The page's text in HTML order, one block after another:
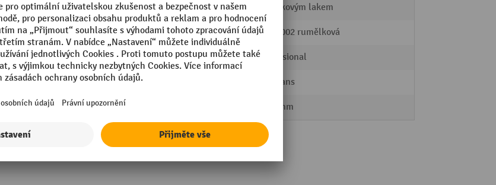
Povrch s práškovým lakem
RAL barva RAL 2002 rumělková
Segmentu Professional
Značka Logitrans
Šířka 1092 mm